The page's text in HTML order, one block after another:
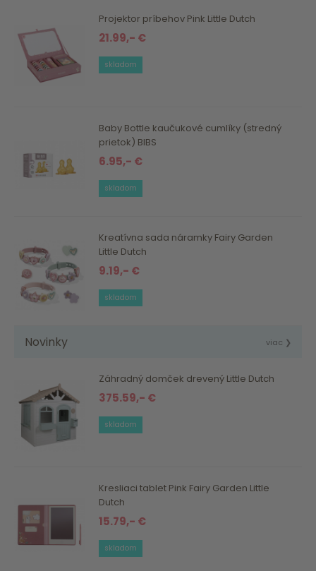
Projektor príbehov Pink Little Dutch
21.99,- €
skladom
Baby Bottle kaučukové cumlíky (stredný
prietok) BIBS
6.95,- €
skladom
Kreatívna sada náramky Fairy Garden
Little Dutch
9.19,- €
skladom
Novinky viac ❯
Záhradný domček drevený Little Dutch
375.59,- €
skladom
Kresliaci tablet Pink Fairy Garden Little
Dutch
15.79,- €
skladom